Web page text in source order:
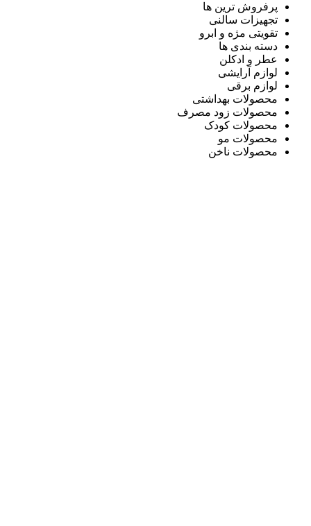
پرفروش ترین ها
تجهیزات سالنی
تقویتی مژه و ابرو
دسته بندی ها
عطر و ادکلن
لوازم آرایشی
لوازم برقی
محصولات بهداشتی
محصولات زود مصرف
محصولات کودک
محصولات مو
محصولات ناخن